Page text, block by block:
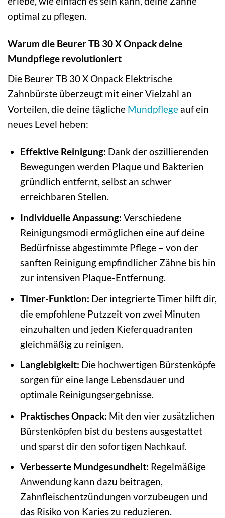
optimal zu pflegen.
Warum die Beurer TB 30 X Onpack deine
Mundpflege revolutioniert
Die Beurer TB 30 X Onpack Elektrische
Zahnbürste überzeugt mit einer Vielzahl an
Vorteilen, die deine tägliche Mundpflege auf ein
neues Level heben:
Effektive Reinigung: Dank der oszillierenden
Bewegungen werden Plaque und Bakterien
gründlich entfernt, selbst an schwer
erreichbaren Stellen.
Individuelle Anpassung: Verschiedene
Reinigungsmodi ermöglichen eine auf deine
Bedürfnisse abgestimmte Pflege – von der
sanften Reinigung empfindlicher Zähne bis hin
zur intensiven Plaque-Entfernung.
Timer-Funktion: Der integrierte Timer hilft dir,
die empfohlene Putzzeit von zwei Minuten
einzuhalten und jeden Kieferquadranten
gleichmäßig zu reinigen.
Langlebigkeit: Die hochwertigen Bürstenköpfe
sorgen für eine lange Lebensdauer und
optimale Reinigungsergebnisse.
Praktisches Onpack: Mit den vier zusätzlichen
Bürstenköpfen bist du bestens ausgestattet
und sparst dir den sofortigen Nachkauf.
Verbesserte Mundgesundheit: Regelmäßige
Anwendung kann dazu beitragen,
Zahnfleischentzündungen vorzubeugen und
das Risiko von Karies zu reduzieren.